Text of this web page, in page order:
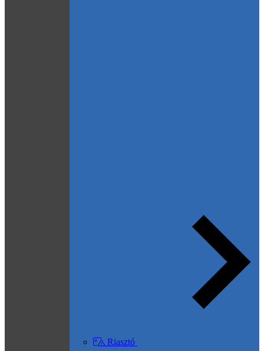
Riasztó